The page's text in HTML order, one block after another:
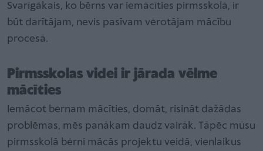
Svarīgākais, ko bērns var iemācīties pirmsskolā, ir
būt darītājam, nevis pasīvam vērotājam mācību
procesā.
Pirmsskolas videi ir jārada vēlme
mācīties
Iemācot bērnam mācīties, domāt, risināt dažādas
problēmas, mēs panākam daudz vairāk. Tāpēc mūsu
pirmsskolā bērni mācās projektu veidā, vienlaikus